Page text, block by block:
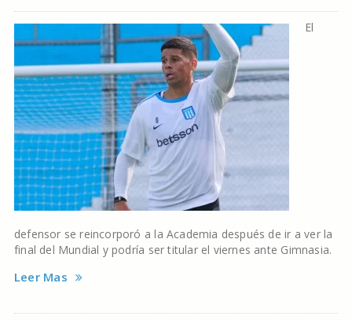
El
defensor se reincorporó a la Academia después de ir a ver la
final del Mundial y podría ser titular el viernes ante Gimnasia.
Leer Mas